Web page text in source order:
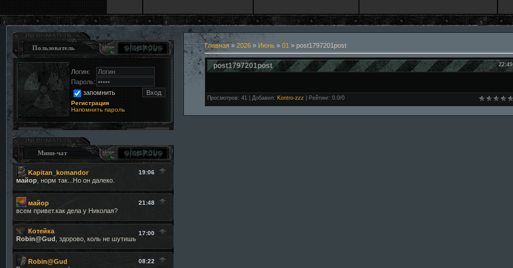
Пользователь
Логин:
Пароль:
запомнить
Регистрация
Напомнить пароль
Мини-чат
Главная» 2026 » Июнь » 01 » post1797201post
22:49
post1797201post
Просмотров: 41 Добавил: Kontro-zzz Рейтинг: 0.0/0